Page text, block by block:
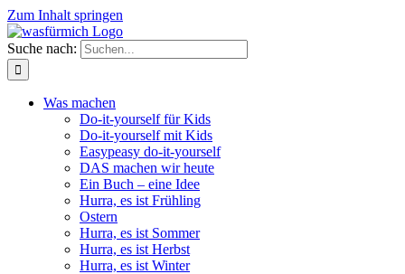
Zum Inhalt springen
Suche nach:
Was machen
Do-it-yourself für Kids
Do-it-yourself mit Kids
Easypeasy do-it-yourself
DAS machen wir heute
Ein Buch – eine Idee
Hurra, es ist Frühling
Ostern
Hurra, es ist Sommer
Hurra, es ist Herbst
Hurra, es ist Winter